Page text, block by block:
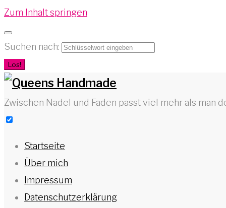
Zum Inhalt springen
Suchen nach:
Los!
Zwischen Nadel und Faden passt viel mehr als man
Startseite
Über mich
Impressum
Datenschutzerklärung